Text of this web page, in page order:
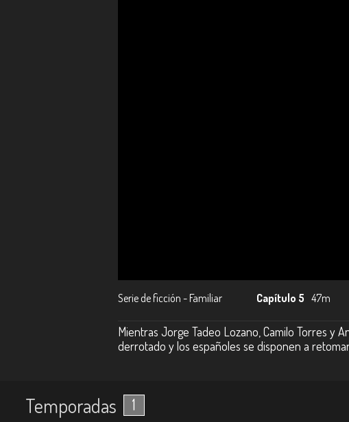
Serie de ficción - Familiar Capítulo 5 47m
Mientras Jorge Tadeo Lozano, Camilo Torres y
derrotado y los españoles se disponen a
Temporadas 1